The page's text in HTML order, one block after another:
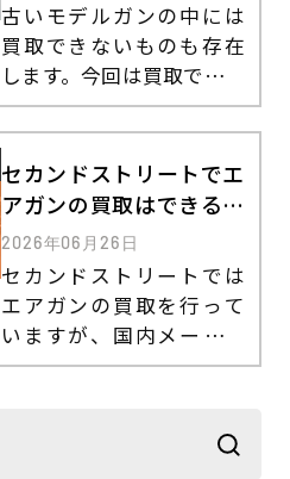
古いモデルガンの中には
買取できないものも存在
します。今回は買取できな
いモデルガンの確認方法
を紹介します。見極めが不
安な方はガンコレクトに
ご相談ください。
セカンドストリートでエ
アガンの買取はできる？
メリット・デメリット、
買取の流れを紹介
2026年06月26日
セカンドストリートでは
エアガンの買取を行って
いますが、国内メーカー
のモデルに限られます。買